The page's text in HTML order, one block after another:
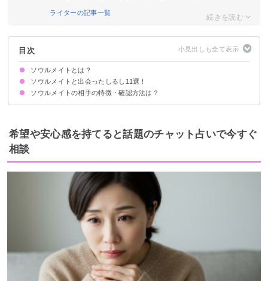
ライターの記事一覧
目次
ソウルメイトとは？
ソウルメイトと出会ったしるし11選！
シンクロニシティが起こる
初対面でも出会ったことがあるような不思議な感覚がする
家族のような親密さを感じる
人生が大きく変わる
考え方や好きなものが同じ
一度離れても何度もまた出会う
偶然が重なった出会い方をする
本音で話すことができる
正反対の部分も受け入れられる
自分の個性がより強くなる
新しい価値観を学ぶ
ソウルメイトの相手の特徴・確認方法は？
誕生日が近い・名前が似ているなどの共通点が多いかどうか
直感的にソウルメイトだと感じるかどうか
一緒にいて自然体でいられるかどうか
吸い込まれそうな目をしているか
ほくろの位置や手の形が似ているかどうか
希望や安心感を持てると話題のチャット占いで今すぐ
相談